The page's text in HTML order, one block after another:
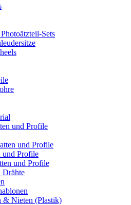
Sets
und Profile
und Profile
und Profile
und Profile
Drähte
& Nieten (Plastik)